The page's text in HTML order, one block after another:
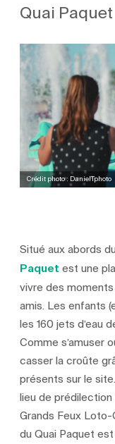
Quai Paquet
Crédit photo : DanielTphoto
Situé aux abords
Paquet est une
vivre des
amis. Les enfants
les 160 jets d’eau
Comme s’amuser
casser la croûte
présents sur le
lieu de
Grands Feux
du Quai Paquet